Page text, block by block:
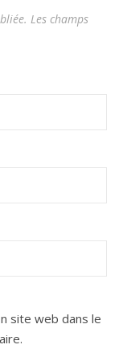
Les champs
site web dans le